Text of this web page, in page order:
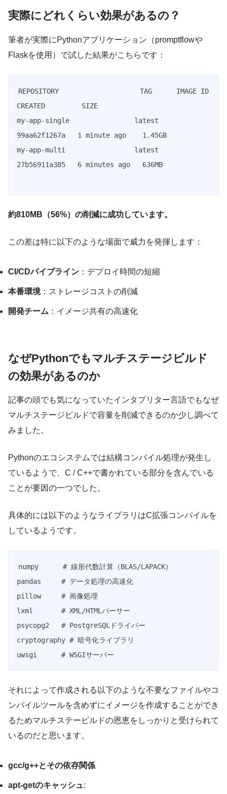
実際にどれくらい効果があるの？
筆者が実際にPythonアプリケーション（promptflowや
Flaskを使用）で試した結果がこちらです：
REPOSITORY                    TAG      IMAGE ID
CREATED         SIZE
my-app-single                latest
99aa62f1267a   1 minute ago    1.45GB
my-app-multi                 latest
27b56911a385   6 minutes ago   636MB
約810MB（56%）の削減に成功しています。
この差は特に以下のような場面で威力を発揮します：
CI/CDパイプライン ：デプロイ時間の短縮
本番環境：ストレージコストの削減
開発チーム ：イメージ共有の高速化
なぜPythonでもマルチステージビルド
の効果があるのか
記事の頭でも気になっていたインタプリター言語でもなぜ
マルチステージビルドで容量を削減できるのか少し調べて
みました。
Pythonのエコシステムでは結構コンパイル処理が発生し
ているようで、C / C++で書かれている部分を含んでいる
ことが要因の一つでした。
具体的には以下のようなライブラリはC拡張コンパイルを
しているようです。
numpy      # 線形代数計算（BLAS/LAPACK）
pandas     # データ処理の高速化
pillow     # 画像処理
lxml       # XML/HTMLパーサー
psycopg2   # PostgreSQLドライバー
cryptography # 暗号化ライブラリ
uwsgi      # WSGI
それによって作成される以下のような不要なファイルやコ
ンパイルツールを含めずにイメージを作成することができ
るためマルチステービルドの恩恵をしっかりと受けられて
いるのだと思います。
gcc/g++とその依存関係
apt-getのキャッシュ: